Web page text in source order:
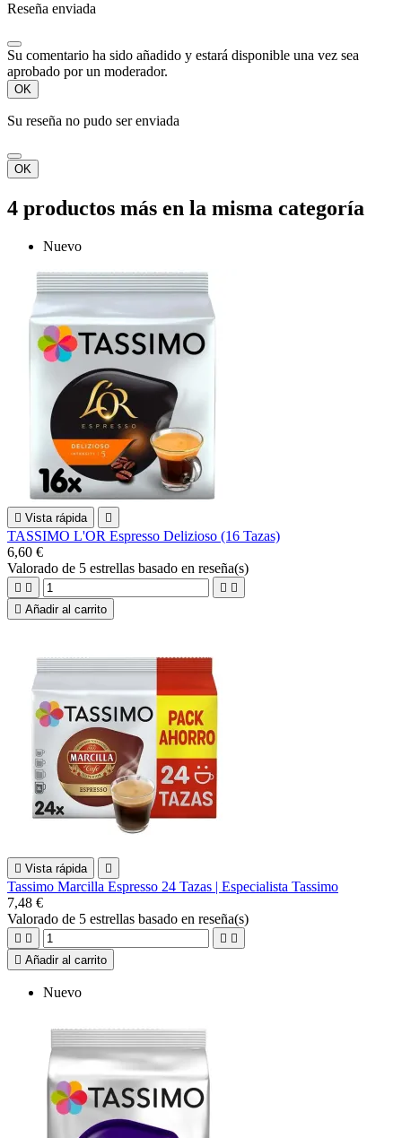
Reseña enviada
Su comentario ha sido añadido y estará disponible una vez sea
aprobado por un moderador.
OK
Su reseña no pudo ser enviada
OK
4 productos más en la misma categoría
Nuevo
 Vista rápida 
TASSIMO L'OR Espresso Delizioso (16 Tazas)
6,60 €
Valorado de 5 estrellas basado en reseña(s)
   
 Añadir al carrito
 Vista rápida 
Tassimo Marcilla Espresso 24 Tazas | Especialista Tassimo
7,48 €
Valorado de 5 estrellas basado en reseña(s)
   
 Añadir al carrito
Nuevo